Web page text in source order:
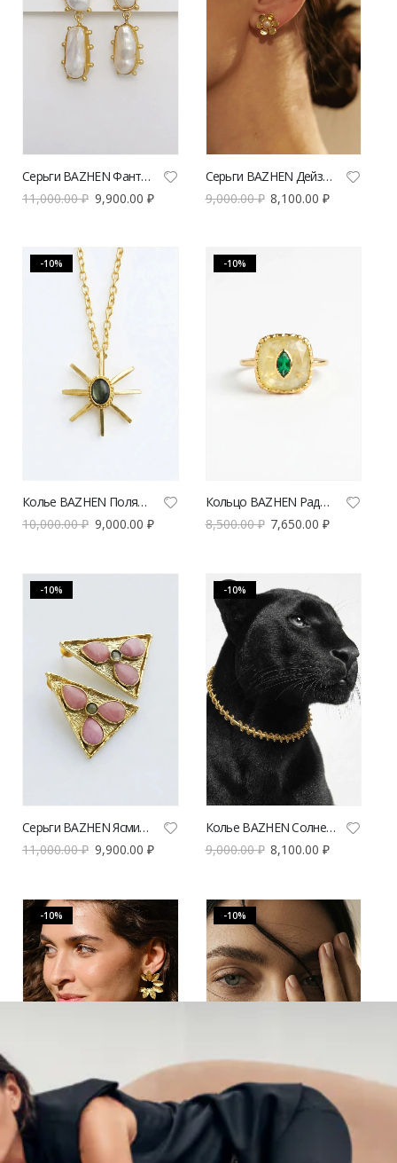
Серьги BAZHEN Фантазия | VERESK studio
11,000.00₽ 9,900.00 ₽
Серьги BAZHEN Дейзи | VERESK studio
9,000.00₽ 8,100.00₽
-10%
Колье BAZHEN Полярис | VERESK studio
10,000.00₽ 9,000.00 ₽
-10%
Кольцо BAZHEN Раджа | VERESK studio
8,500.00₽ 7,650.00₽
-10%
Серьги BAZHEN Ясмин | VERESK studio
11,000.00₽ 9,900.00 ₽
-10%
Колье BAZHEN Солнечная спираль | VERESK studio
9,000.00₽ 8,100.00₽
-10%
Кольцо BAZHEN Морской ёж | VERESK studio
-10%